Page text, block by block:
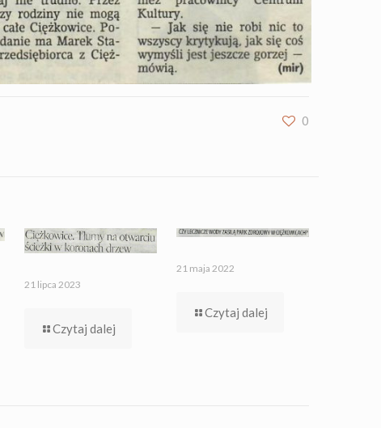
0
21 lipca 2023
Czytaj dalej
21 maja 2022
Czytaj dalej